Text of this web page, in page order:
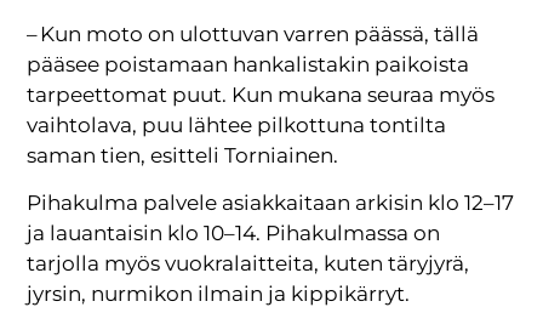
– Kun moto on ulottuvan varren päässä, tällä
pääsee poistamaan hankalistakin paikoista
tarpeettomat puut. Kun mukana seuraa myös
vaihtolava, puu lähtee pilkottuna tontilta
saman tien, esitteli Torniainen.
Pihakulma palvele asiakkaitaan arkisin klo 12–17
ja lauantaisin klo 10–14. Pihakulmassa on
tarjolla myös vuokralaitteita, kuten täryjyrä,
jyrsin, nurmikon ilmain ja kippikärryt.